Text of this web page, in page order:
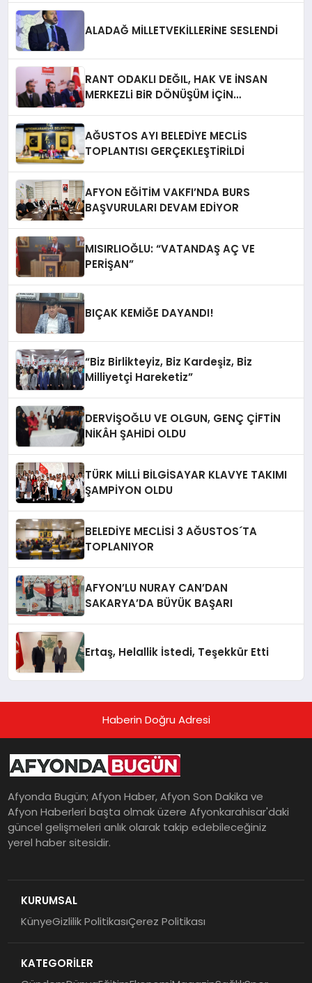
ALADAĞ MİLLETVEKİLLERİNE SESLENDİ
RANT ODAKLI DEĞIL, HAK VE İNSAN
MERKEZLi BiR DÖNÜŞÜM İÇiN
AĞUSTOS AYI BELEDİYE MECLİS
TOPLANTISI GERÇEKLEŞTİRİLDİ
AFYON EĞİTİM VAKFI’NDA BURS
BAŞVURULARI DEVAM EDİYOR
MISIRLIOĞLU: “VATANDAŞ AÇ VE
PERİŞAN”
BIÇAK KEMİĞE DAYANDI!
“Biz Birlikteyiz, Biz Kardeşiz, Biz
Milliyetçi Hareketiz”
DERVİŞOĞLU VE OLGUN, GENÇ ÇİFTİN
NİKÂH ŞAHİDİ OLDU
TÜRK MİLLİ BİLGİSAYAR KLAVYE TAKIMI
ŞAMPİYON OLDU
BELEDİYE MECLİSİ 3 AĞUSTOS´TA
TOPLANIYOR
AFYON’LU NURAY CAN’DAN
SAKARYA’DA BÜYÜK BAŞARI
Ertaş, Helallik İstedi, Teşekkür Etti
Haberin Doğru Adresi
Afyonda Bugün; Afyon Haber, Afyon Son Dakika ve
Afyon Haberleri başta olmak üzere Afyonkarahisar'daki
güncel gelişmeleri anlık olarak takip edebileceğiniz
yerel haber sitesidir.
KURUMSAL
KünyeGizlilik PolitikasıÇerez Politikası
KATEGORİLER